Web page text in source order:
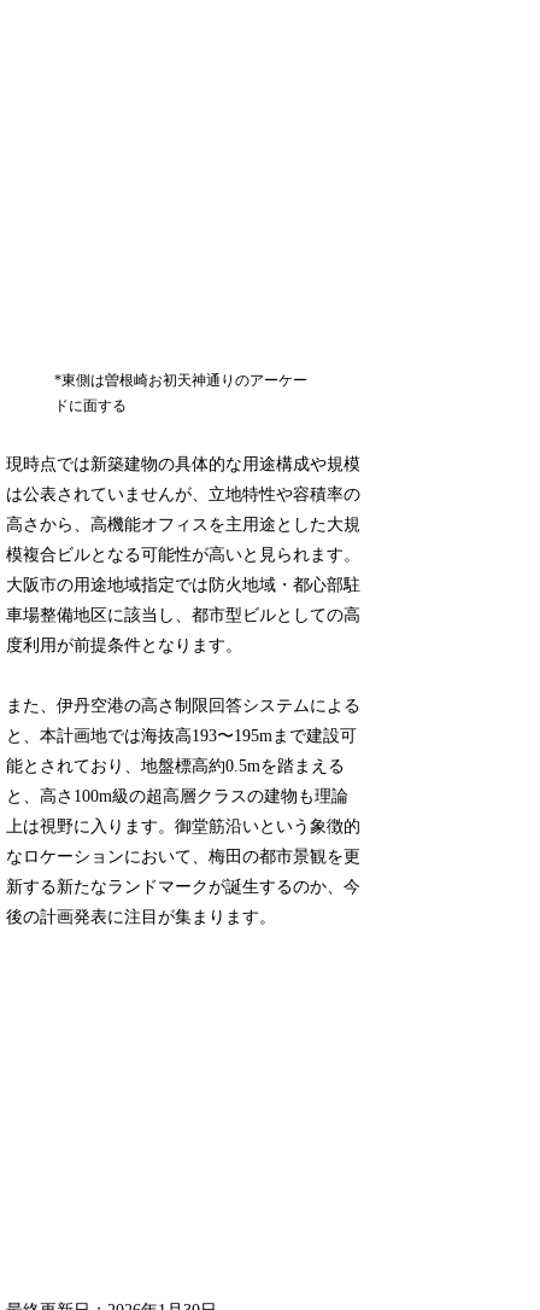
*東側は曽根崎お初天神通りのアーケー
ドに面する
現時点では新築建物の具体的な用途構成や規模
は公表されていませんが、立地特性や容積率の
高さから、高機能オフィスを主用途とした大規
模複合ビルとなる可能性が高いと見られます。
大阪市の用途地域指定では防火地域・都心部駐
車場整備地区に該当し、都市型ビルとしての高
度利用が前提条件となります。
また、伊丹空港の高さ制限回答システムによる
と、本計画地では海抜高193〜195mまで建設可
能とされており、地盤標高約0.5mを踏まえる
と、高さ100m級の超高層クラスの建物も理論
上は視野に入ります。御堂筋沿いという象徴的
なロケーションにおいて、梅田の都市景観を更
新する新たなランドマークが誕生するのか、今
後の計画発表に注目が集まります。